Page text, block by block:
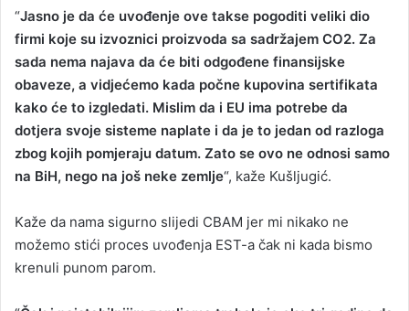
“Jasno je da će uvođenje ove takse pogoditi veliki dio
firmi koje su izvoznici proizvoda sa sadržajem CO2. Za
sada nema najava da će biti odgođene finansijske
obaveze, a vidjećemo kada počne kupovina sertifikata
kako će to izgledati. Mislim da i EU ima potrebe da
dotjera svoje sisteme naplate i da je to jedan od razloga
zbog kojih pomjeraju datum. Zato se ovo ne odnosi samo
na BiH, nego na još neke zemlje“, kaže Kušljugić.
Kaže da nama sigurno slijedi CBAM jer mi nikako ne
možemo stići proces uvođenja EST-a čak ni kada bismo
krenuli punom parom.